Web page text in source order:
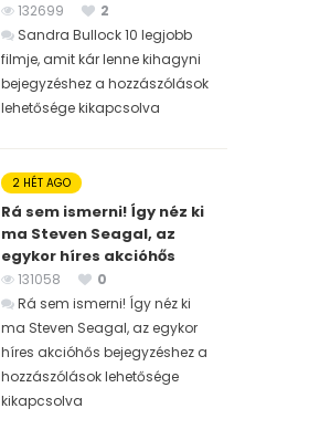
132699
2
Sandra Bullock 10 legjobb
filmje, amit kár lenne kihagyni
bejegyzéshez a hozzászólások
lehetősége kikapcsolva
2 HÉT AGO
Rá sem ismerni! Így néz ki
ma Steven Seagal, az
egykor híres akcióhős
131058
0
Rá sem ismerni! Így néz ki
ma Steven Seagal, az egykor
híres akcióhős bejegyzéshez a
hozzászólások lehetősége
kikapcsolva